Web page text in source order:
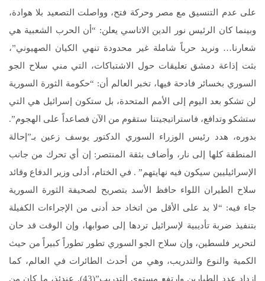
على عدم التنسيق مع مصر وحركة فتح، وواصلت التصعيد بلا هوادة،
وبينما كان الرئيس نور الدين الاتاسي يعلن: “أن الحرب الشعبية هي
شعارنا… ونريد حرباً شاملة غير محدودة تنهي الكيان الصهيوني”،
بثت إذاعة دمشق تعليقات حول الاشتباكات، التي مني سلاح الجو
السوري بخسائر فادحة فيها، تخبر العالم أن: “حكومة الثورة السورية
لن تشكو بعد اليوم إلى الأمم المتحدة، بل ستكون إسرائيل هي التي
ستشكو وتدافع، فاستراتيجيتنا ستقوم من الآن فصاعداً على الهجوم”.
بدوره، هدد رئيس الوزراء السوري الدكتور يوسف زعين بـ”إحالة
المنطقة كلها إلى نار، وأضاف بثقة المنتصر: إن أي تحرك من جانب
الإسرائيليين سيكون فيه نهايتهم” . في الختام، أدلى وزير الدفاع وقائد
سلاح الطيران اللواء حافظ الأسد بتصريح لصحيفة الثورة السورية
جاء فيه: “لا بد على الأقل من اتخاد حد أدنى من الإجراءات الكفيلة
بتنفيذ ضربة تأديبية لإسرائيل تردها إلى صوابها، وإن الوقت قد حان
لتحرير فلسطين، وإن سلاح الجو السوري تطور تطوراً كبيراً من حيث
الكمية والنوع والتدريب، وهي من أحدث الطائرات في العالم، كما
ازداد عدد الطيارين وارتفع مستوى التدريب”(43). عندئذ، ما كان من